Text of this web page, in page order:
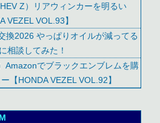
Z）リアウィンカーを明るい
VEZEL VOL.93】
換2026 やっぱりオイルが減ってる
相談してみた！
Amazonでブラックエンブレムを購
【HONDA VEZEL VOL.92】